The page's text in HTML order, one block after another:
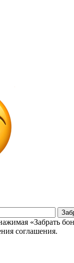
«Забрать
соглашения.